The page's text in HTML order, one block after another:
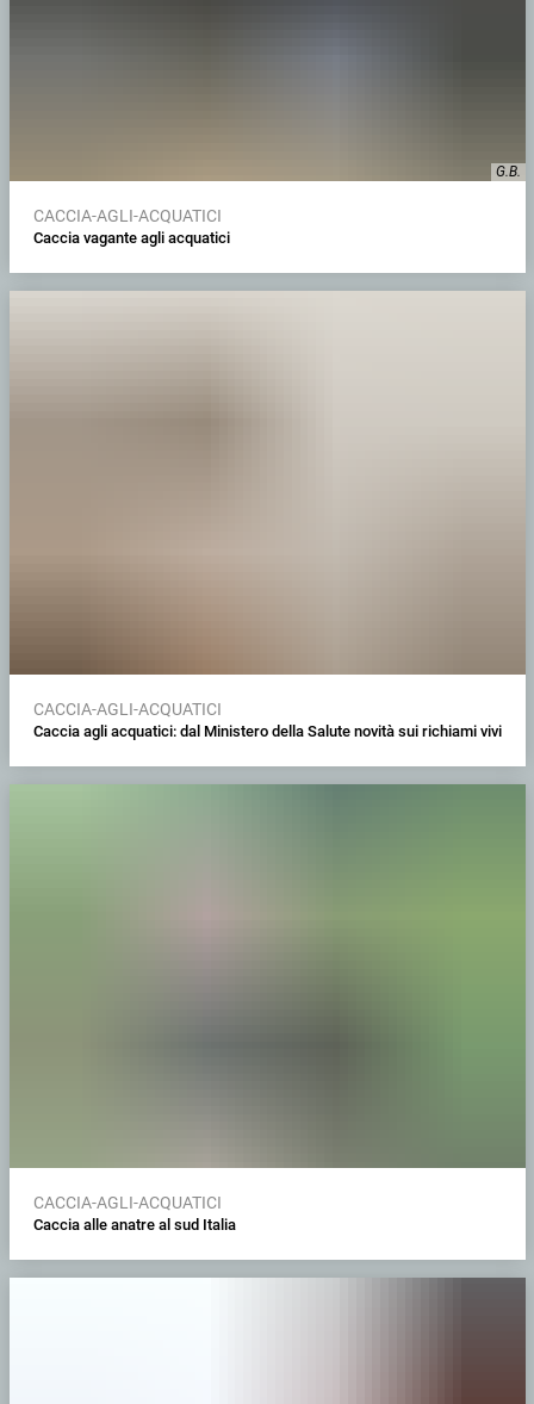
G.B.
CACCIA-AGLI-ACQUATICI
Caccia vagante agli acquatici
CACCIA-AGLI-ACQUATICI
Caccia agli acquatici: dal Ministero della Salute novità sui richiami vivi
CACCIA-AGLI-ACQUATICI
Caccia alle anatre al sud Italia